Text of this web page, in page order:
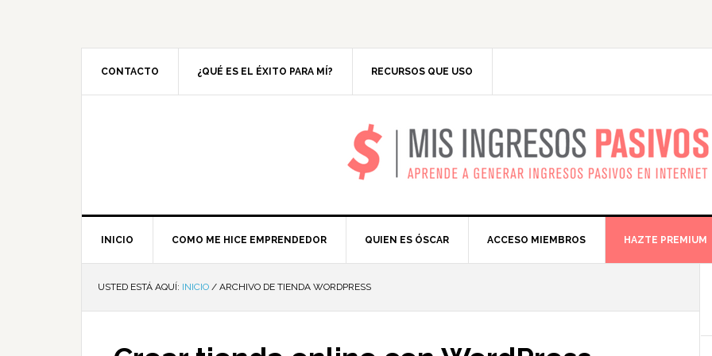
CONTACTO ¿QUÉ ES EL ÉXITO PARA MÍ? RECURSOS QUE USO
MIS INGRESOS
INICIO COMO ME HICE EMPRENDEDOR QUIEN ES ÓSCAR ACCESO MIEMBROS HAZTE PREMIUM
USTED ESTÁ AQUÍ: INICIO / ARCHIVO DE TIENDA WORDPRESS